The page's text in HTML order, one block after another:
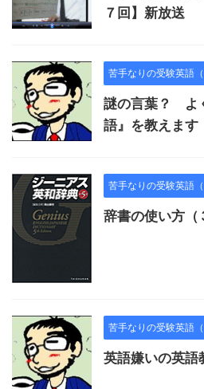
７回】新放送
苦手なりの受験英語（
謎の言葉？ よ
語』を教えます
苦手なりの受験英語（
辞書の使い方（
苦手なりの受験英語（
英語嫌いの英語